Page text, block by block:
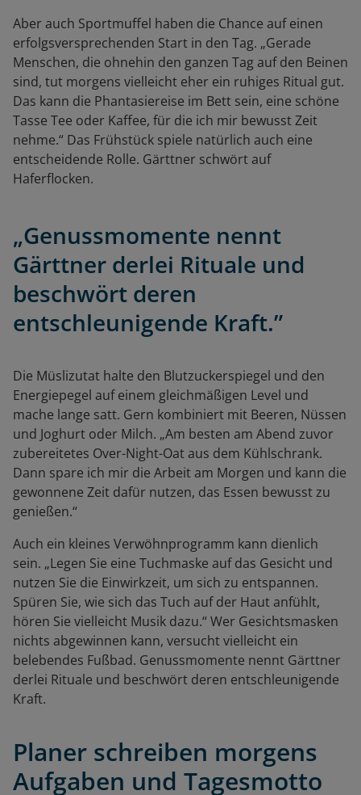
Aber auch Sportmuffel haben die Chance auf einen
erfolgsversprechenden Start in den Tag. „Gerade
Menschen, die ohnehin den ganzen Tag auf den Beinen
sind, tut morgens vielleicht eher ein ruhiges Ritual gut.
Das kann die Phantasiereise im Bett sein, eine schöne
Tasse Tee oder Kaffee, für die ich mir bewusst Zeit
nehme.“ Das Frühstück spiele natürlich auch eine
entscheidende Rolle. Gärttner schwört auf
Haferflocken.
„Genussmomente nennt
Gärttner derlei Rituale und
beschwört deren
entschleunigende Kraft.”
Die Müslizutat halte den Blutzuckerspiegel und den
Energiepegel auf einem gleichmäßigen Level und
mache lange satt. Gern kombiniert mit Beeren, Nüssen
und Joghurt oder Milch. „Am besten am Abend zuvor
zubereitetes Over-Night-Oat aus dem Kühlschrank.
Dann spare ich mir die Arbeit am Morgen und kann die
gewonnene Zeit dafür nutzen, das Essen bewusst zu
genießen.“
Auch ein kleines Verwöhnprogramm kann dienlich
sein. „Legen Sie eine Tuchmaske auf das Gesicht und
nutzen Sie die Einwirkzeit, um sich zu entspannen.
Spüren Sie, wie sich das Tuch auf der Haut anfühlt,
hören Sie vielleicht Musik dazu.“ Wer Gesichtsmasken
nichts abgewinnen kann, versucht vielleicht ein
belebendes Fußbad. Genussmomente nennt Gärttner
derlei Rituale und beschwört deren entschleunigende
Kraft.
Planer schreiben morgens
Aufgaben und Tagesmotto